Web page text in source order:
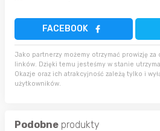
FACEBOOK
Jako partnerzy możemy otrzymać prowizję
linków. Dzięki temu jesteśmy w stanie
Okazje oraz ich atrakcyjność zależą tylko i
użytkowników.
Podobne produkty